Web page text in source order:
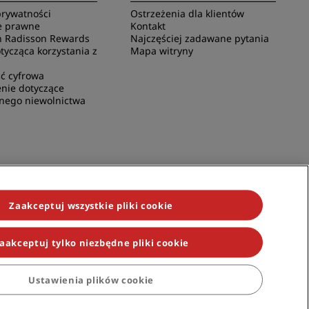
prawne
Radisson Rewards
korzystania z
cyfrowa
dotyczące
niewolnictwa
Ostrzeżenia dla klientów
Kontakt
Najczęściej zadawane pytania
Mapa witryny
Individuals, Park Plaza, Park Inn, Country Inn & Suites, Prize by
Zaakceptuj wszystkie pliki cookie
tylko niezbędne pliki cookie
Ustawienia plików cookie